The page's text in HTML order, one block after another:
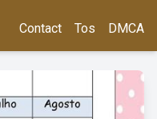
Contact Tos DMCA